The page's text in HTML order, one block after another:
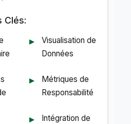
Clés:
Visualisation de
Données
Métriques de
Responsabilité
Intégration de